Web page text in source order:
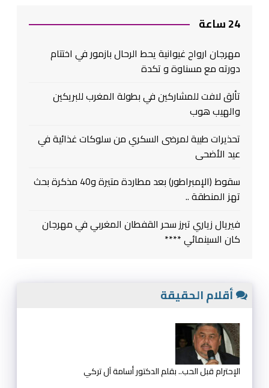
24 ساعة
مهرجان ارواح غيوانية يحط الرحال بازمور في اختتام
دورته مع مسناوة و تكدة
تألق لافت للمشاركين في بطولة المغرب للبريكين
والهيب هوب
تحذيرات طبية لمرضى السكري من سلوكات غذائية في
عيد الأضحى
سقوط (الإمبراطور) بعد مطاردة متيرة و40 مذكرة بحث
تهز المنطقة ..
فيريال زياري تبرز سحر القفطان المغربي في مهرجان
كان السينمائي ****
أقلام الحقيقة
الإحترام قبل الحب.. بقلم الدكتور أسامة آل تركي